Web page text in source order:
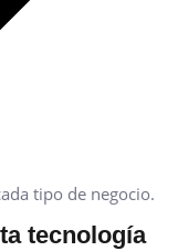
tipo de negocio.
tecnología